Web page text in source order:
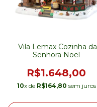
Vila Lemax Cozinha da
Senhora Noel
R$1.648,00
10x de R$164,80 sem juros